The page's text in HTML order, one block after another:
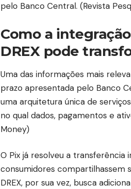
pelo Banco Central. (Revista
Como a
DREX pode
Uma das informações mais
prazo apresentada pelo Banco
uma arquitetura única de
no qual dados, pagamentos e
Money)
O Pix já resolveu a transferência
consumidores compartilhassem
DREX, por sua vez, busca